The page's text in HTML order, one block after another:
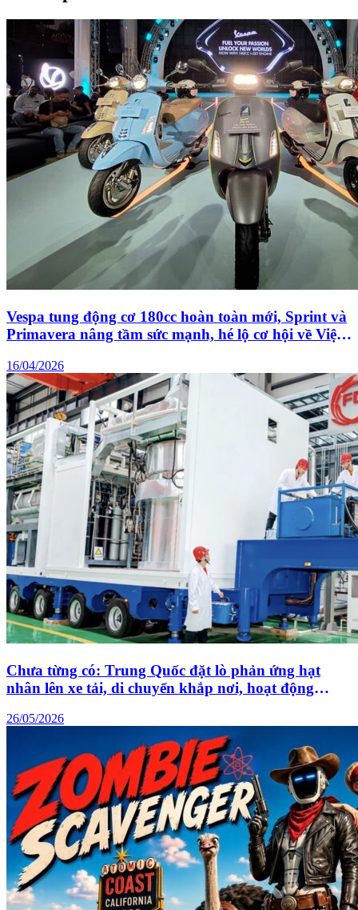
Vespa tung động cơ 180cc hoàn toàn mới, Sprint và
Primavera nâng tầm sức mạnh, hé lộ cơ hội về Việt
16/04/2026
Chưa từng có: Trung Quốc đặt lò phản ứng hạt
nhân lên xe tải, di chuyển khắp nơi, hoạt động
26/05/2026